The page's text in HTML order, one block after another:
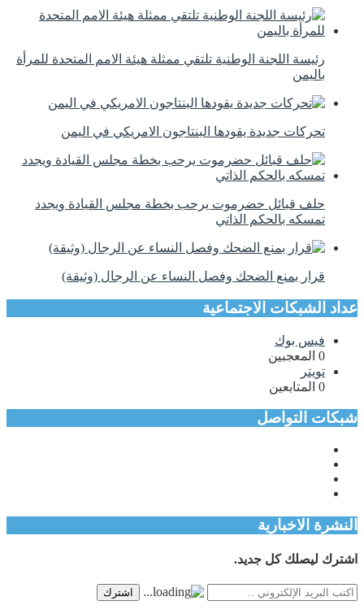
رئيسة اللجنة الوطنية تلتقي ممثلة هيئة الامم المتحدة للمرأة
باليمن
تحركات جديدة يقودها البنتاجون الامريكي في اليمن
حلف قبائل حضرموت يرحب بخطة مجلس القيادة ويجدد
تمسكه بالحكم الذاتي
قرار بمنع الضحك وفصل النساء عن الرجال (وثيقة)
عداد الشبكات الاجتماعية
فيس بوك
0 المعجبين
تويتر
0 المتابعين
شبكات التواصل
النشرة الاخبارية
اشترك ليصلك كل جديد.
اشترك